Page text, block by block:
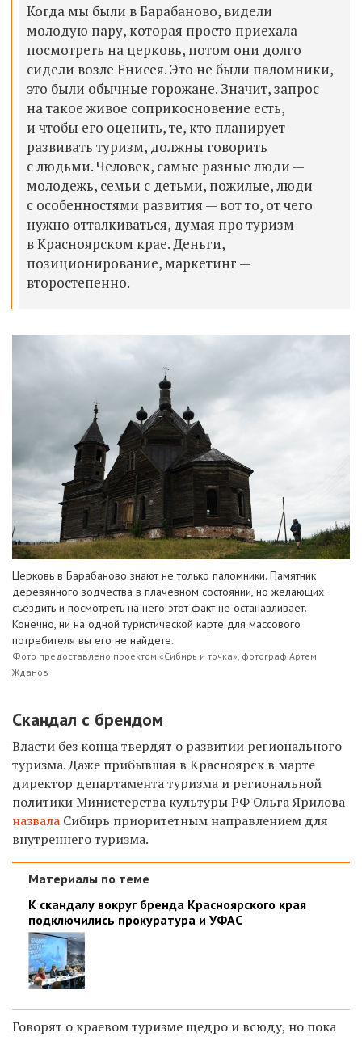
Когда мы были в Барабаново, видели
молодую пару, которая просто приехала
посмотреть на церковь, потом они долго
сидели возле Енисея. Это не были паломники,
это были обычные горожане. Значит, запрос
на такое живое соприкосновение есть,
и чтобы его оценить, те, кто планирует
развивать туризм, должны говорить
с людьми. Человек, самые разные люди —
молодежь, семьи с детьми, пожилые, люди
с особенностями развития — вот то, от чего
нужно отталкиваться, думая про туризм
в Красноярском крае. Деньги,
позиционирование, маркетинг —
второстепенно.
Церковь в Барабаново знают не только паломники. Памятник
деревянного зодчества в плачевном состоянии, но желающих
съездить и посмотреть на него этот факт не останавливает.
Конечно, ни на одной туристической карте для массового
потребителя вы его не найдете.
Фото предоставлено проектом «Сибирь и точка», фотограф Артем
Жданов
Скандал с брендом
Власти без конца твердят о развитии регионального
туризма.Даже прибывшая в Красноярск в марте
директор департамента туризма и региональной
политики Министерства культуры РФ Ольга Ярилова
назвала Сибирь приоритетным направлением для
внутреннего туризма.
Материалы по теме
К скандалу вокруг бренда Красноярского края
подключились прокуратура и УФАС
Говорят о краевом туризме щедро и всюду, но пока